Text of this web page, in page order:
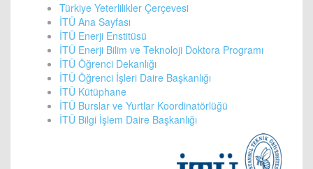
Türkiye Yeterlilikler Çerçevesi
İTÜ Ana Sayfası
İTÜ Enerji Enstitüsü
İTÜ Enerji Bilim ve Teknoloji Doktora Programı
İTÜ Öğrenci Dekanlığı
İTÜ Öğrenci İşleri Daire Başkanlığı
İTÜ Kütüphane
İTÜ Burslar ve Yurtlar Koordinatörlüğü
İTÜ Bilgi İşlem Daire Başkanlığı